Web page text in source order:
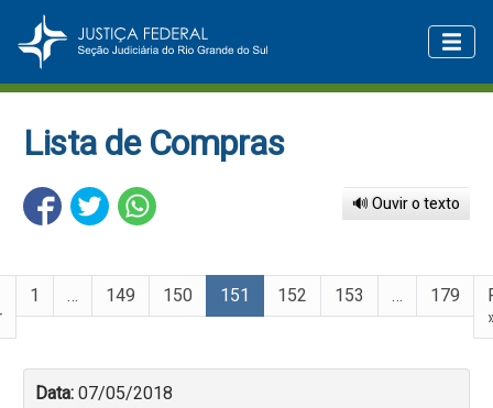
Lista de Compras
🔊 Ouvir o texto
1 … 149 150 151 152 153 … 179
Data:07/05/2018